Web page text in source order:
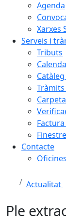
Agenda
Xarxes
Serveis i
Tributs
Contacte
Actualitat
Ple